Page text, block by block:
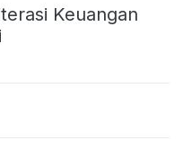
Keuangan